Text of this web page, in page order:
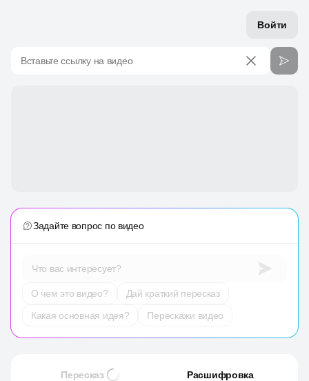
Войти
Вставьте ссылку на видео
Задайте вопрос по видео
Что вас интересует?
О чем это видео?
Дай краткий пересказ
Какая основная идея?
Перескажи видео
Пересказ Расшифровка